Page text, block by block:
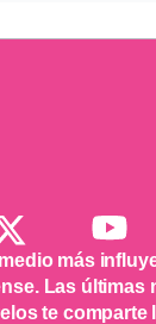
más
Las últimas
te comparte